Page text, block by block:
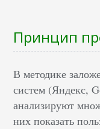
Принцип
В методике
систем (Яндекс,
анализируют
них показать